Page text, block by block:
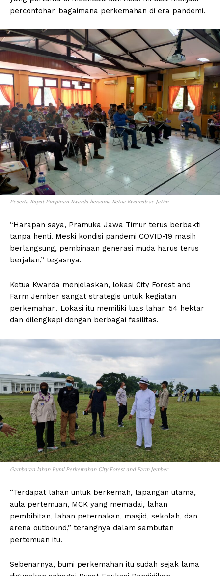
percontohan bagaimana perkemahan di era pandemi.
Peserta Rapat Pimpinan Kwarda bersama Ketua Kwarcab se Jatim
“Harapan saya, Pramuka Jawa Timur terus berbakti
tanpa henti. Meski kondisi pandemi COVID-19 masih
berlangsung, pembinaan generasi muda harus terus
berjalan,” tegasnya.
Ketua Kwarda menjelaskan, lokasi City Forest and
Farm Jember sangat strategis untuk kegiatan
perkemahan. Lokasi itu memiliki luas lahan 54 hektar
dan dilengkapi dengan berbagai fasilitas.
Gambaran lahan Bumi Perkemahan City Forest and Farm Jember
“Terdapat lahan untuk berkemah, lapangan utama,
aula pertemuan, MCK yang memadai, lahan
pembibitan, lahan peternakan, masjid, sekolah, dan
arena outbound,” terangnya dalam sambutan
pertemuan itu.
Sebenarnya, bumi perkemahan itu sudah sejak lama